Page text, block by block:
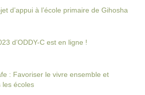
d’appui à l’école primaire de Gihosha
d’ODDY-C est en ligne !
: Favoriser le vivre ensemble et
les écoles